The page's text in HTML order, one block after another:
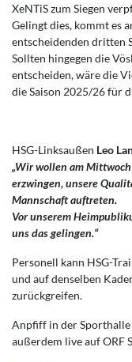
XeNTiS zum Siegen
Gelingt dies, kommt es
entscheidenden dritten
Sollten hingegen die
entscheiden, wäre die
die Saison 2025/26 für
HSG-Linksaußen Leo
„Wir wollen am
erzwingen, unsere
Mannschaft auftreten.
Vor unserem
uns das gelingen.“
Personell kann HSG-
und auf denselben
zurückgreifen.
Anpfiff in der Sporthalle
außerdem live auf ORF